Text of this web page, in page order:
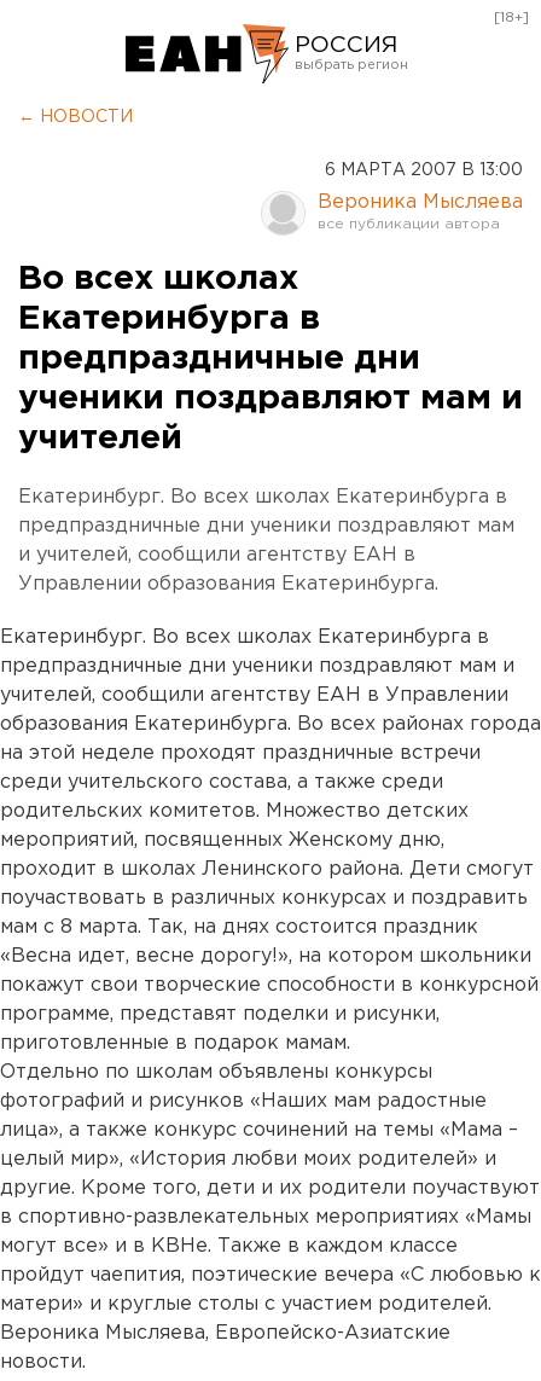
РОССИЯ
Оренбург
[18+]
← НОВОСТИ
6 МАРТА 2007 В 13:00
Вероника Мысляева
Во всех школах
Екатеринбурга в
предпраздничные дни
ученики поздравляют мам и
учителей
Екатеринбург. Во всех школах Екатеринбурга в
предпраздничные дни ученики поздравляют мам
и учителей, сообщили агентству ЕАН в
Управлении образования Екатеринбурга.
Екатеринбург. Во всех школах Екатеринбурга в
предпраздничные дни ученики поздравляют мам и
учителей, сообщили агентству ЕАН в Управлении
образования Екатеринбурга. Во всех районах города
на этой неделе проходят праздничные встречи
среди учительского состава, а также среди
родительских комитетов. Множество детских
мероприятий, посвященных Женскому дню,
проходит в школах Ленинского района. Дети смогут
поучаствовать в различных конкурсах и поздравить
мам с 8 марта. Так, на днях состоится праздник
«Весна идет, весне дорогу!», на котором школьники
покажут свои творческие способности в конкурсной
программе, представят поделки и рисунки,
приготовленные в подарок мамам.
Отдельно по школам объявлены конкурсы
фотографий и рисунков «Наших мам радостные
лица», а также конкурс сочинений на темы «Мама –
целый мир», «История любви моих родителей» и
другие. Кроме того, дети и их родители поучаствуют
в спортивно-развлекательных мероприятиях «Мамы
могут все» и в КВНе. Также в каждом классе
пройдут чаепития, поэтические вечера «С любовью к
матери» и круглые столы с участием родителей.
Вероника Мысляева, Европейско-Азиатские
новости.